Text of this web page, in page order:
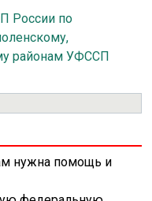
России по
районам УФССП
нужна помощь и